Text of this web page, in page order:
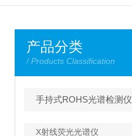
产品分类
/ Products Classification
手持式ROHS光谱检测仪
X射线荧光光谱仪